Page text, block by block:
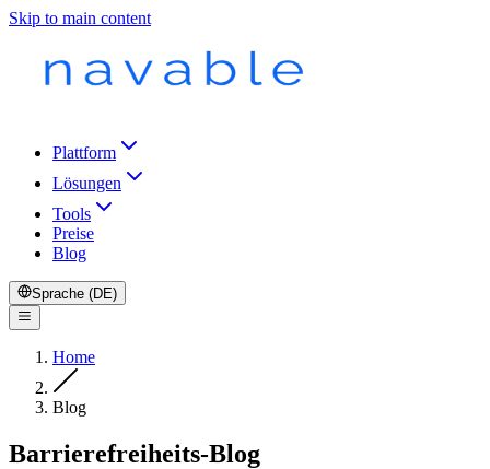
Skip to main content
Plattform
Lösungen
Tools
Preise
Blog
Sprache (DE)
Home
Blog
Barrierefreiheits-Blog